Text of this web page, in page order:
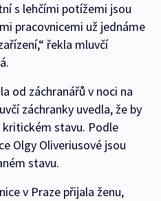
s lehčími potížemi jsou
pracovnicemi už jednáme
řekla mluvčí
od záchranářů v noci na
záchranky uvedla, že by
stavu. Podle
Olgy Oliveriusové jsou
stavu.
v Praze přijala ženu,